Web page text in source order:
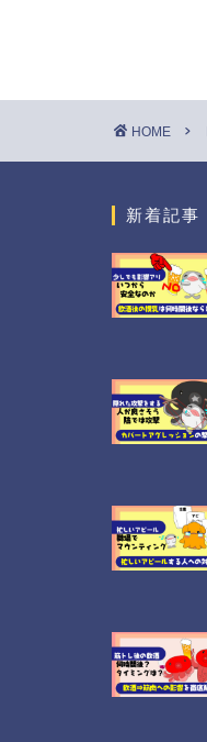
HOME
新着記事